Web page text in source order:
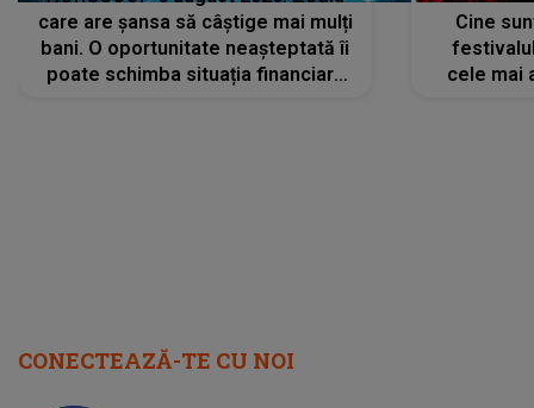
care are șansa să câștige mai mulți
bani. O oportunitate neașteptată îi
poate schimba situația financiară
Cine
cele mai
CONECTEAZĂ-TE CU NOI